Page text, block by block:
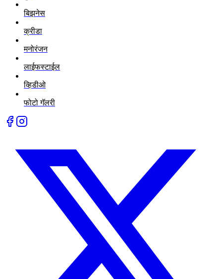
बिझनेस
क्रीडा
मनोरंजन
लाईफस्टाईल
व्हिडीओ
फोटो गॅलरी